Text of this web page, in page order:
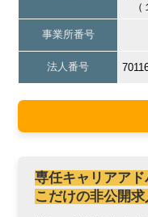
（
事業所番号
法人番号
専任キャリアア
こだけの非公開